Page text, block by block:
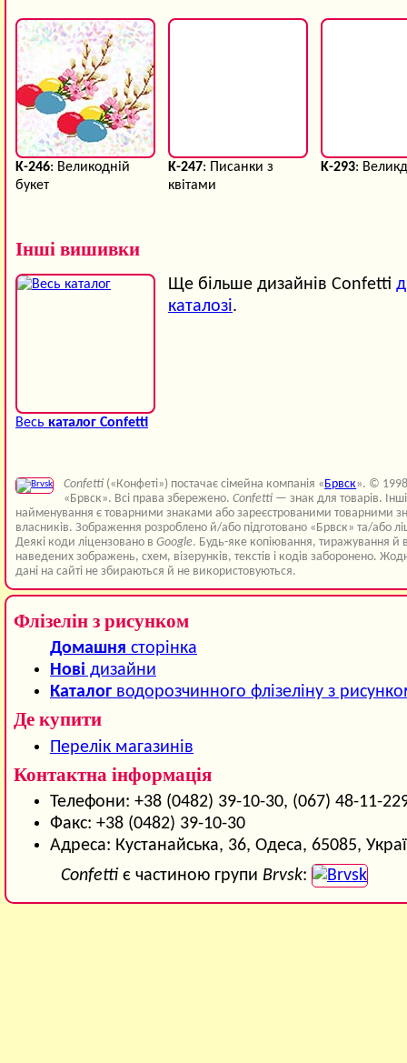
K-246: Великодній
букет
K-247: Писанки з
квітами
K-293:
Інші вишивки
Весь каталог Confetti
Ще більше дизайнів Confetti
каталозі.
Confetti («Конфеті») постачає сімейна компанія « Брвск». ©
«Брвск». Всі права збережено.Confetti — знак для товарів. Інші
найменування є товарними знаками або зареєстрованими товарними
власників. Зображення розроблено й/або підготовано «Брвск» та/або
Деякі коди ліцензовано в Google. Будь-яке копіювання, тиражування й
наведених зображень, схем, візерунків, текстів і кодів заборонено.
дані на сайті не збираються й не використовуються.
Флізелін з рисунком
Домашня сторінка
Нові дизайни
Каталог водорозчинного флізеліну з
Де купити
Перелік магазинів
Контактна інформація
Телефони: +38 (0482) 39-10-30, (067) 48-11-
Факс: +38 (0482) 39-10-30
Адреса: Кустанайська, 36, Одеса, 65085,
Confetti є частиною групи Brvsk: